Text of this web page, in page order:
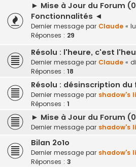
► Mise à Jour du Forum
Fonctionnalités ◄
Dernier message par Claude «
Réponses : 29
Résolu : l'heure, c'est
Dernier message par Claude «
Réponses : 18
Résolu : désinscription du
Dernier message par shadow's
Réponses : 1
► Mise à Jour du Forum
Dernier message par shadow's
Bilan 2o1o
Dernier message par shadow's
Réponses : 3